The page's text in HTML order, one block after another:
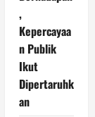
,
Kepercayaa
n Publik
Ikut
Dipertaruhk
an